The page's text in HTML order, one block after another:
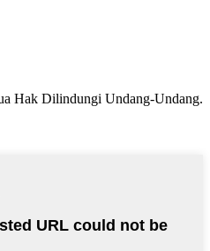
Hak Dilindungi Undang-Undang.